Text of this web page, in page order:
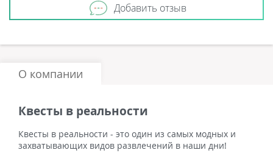
Добавить отзыв
О компании
Квесты в реальности
Квесты в реальности - это один из самых модных и
захватывающих видов развлечений в наши дни!